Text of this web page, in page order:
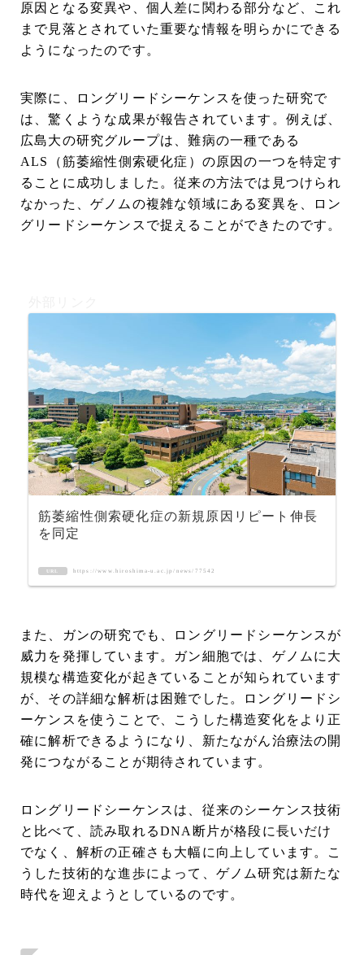
原因となる変異や、個人差に関わる部分など、これ
まで見落とされていた重要な情報を明らかにできる
ようになったのです。
実際に、ロングリードシーケンスを使った研究で
は、驚くような成果が報告されています。例えば、
広島大の研究グループは、難病の一種である
ALS（筋萎縮性側索硬化症）の原因の一つを特定す
ることに成功しました。従来の方法では見つけられ
なかった、ゲノムの複雑な領域にある変異を、ロン
グリードシーケンスで捉えることができたのです。
筋萎縮性側索硬化症の新規原因リピート伸長
を同定
URL https://www.hiroshima-u.ac.jp/news/77542
また、ガンの研究でも、ロングリードシーケンスが
威力を発揮しています。ガン細胞では、ゲノムに大
規模な構造変化が起きていることが知られています
が、その詳細な解析は困難でした。ロングリードシ
ーケンスを使うことで、こうした構造変化をより正
確に解析できるようになり、新たながん治療法の開
発につながることが期待されています。
ロングリードシーケンスは、従来のシーケンス技術
と比べて、読み取れるDNA断片が格段に長いだけ
でなく、解析の正確さも大幅に向上しています。こ
うした技術的な進歩によって、ゲノム研究は新たな
時代を迎えようとしているのです。